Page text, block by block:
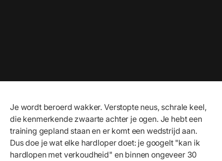
Je wordt beroerd wakker. Verstopte neus, schrale keel,
die kenmerkende zwaarte achter je ogen. Je hebt een
training gepland staan en er komt een wedstrijd aan.
Dus doe je wat elke hardloper doet: je googelt "kan ik
hardlopen met verkoudheid" en binnen ongeveer 30